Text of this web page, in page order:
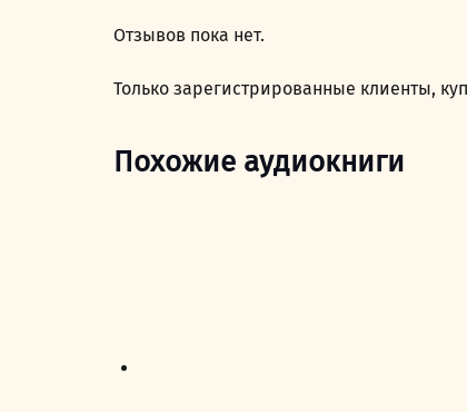
Отзывов пока нет.
Только зарегистрированные клиенты,
Похожие аудиокниги